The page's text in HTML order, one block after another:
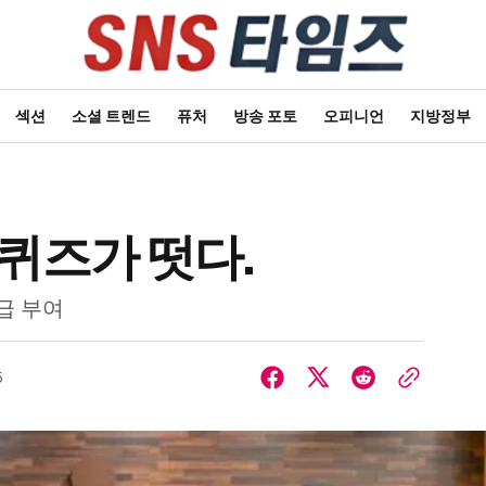
섹션 소셜 트렌드 퓨처 방송 포토 오피니언 지방정부
즈가 떳다.
부여